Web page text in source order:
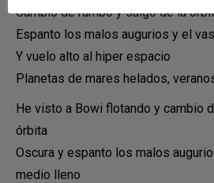
Cambio de rumbo y salgo de la
Espanto los malos augurios y el
Y vuelo alto al hiper espacio
Planetas de mares helados,
He visto a Bowi flotando y cambio
órbita
Oscura y espanto los malos
medio lleno